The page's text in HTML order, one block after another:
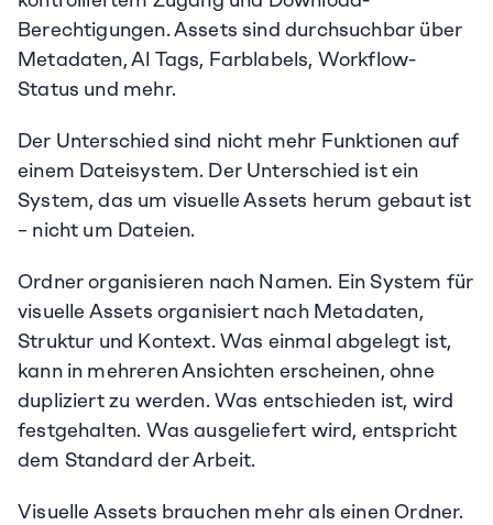
Berechtigungen. Assets sind durchsuchbar über
Metadaten, AI Tags, Farblabels, Workflow-
Status und mehr.
Der Unterschied sind nicht mehr Funktionen auf
einem Dateisystem. Der Unterschied ist ein
System, das um visuelle Assets herum gebaut ist
– nicht um Dateien.
Ordner organisieren nach Namen. Ein System für
visuelle Assets organisiert nach Metadaten,
Struktur und Kontext. Was einmal abgelegt ist,
kann in mehreren Ansichten erscheinen, ohne
dupliziert zu werden. Was entschieden ist, wird
festgehalten. Was ausgeliefert wird, entspricht
dem Standard der Arbeit.
Visuelle Assets brauchen mehr als einen Ordner.